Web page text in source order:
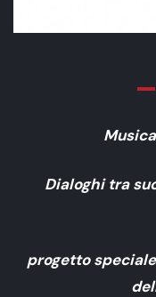
Dialoghi tra
progetto